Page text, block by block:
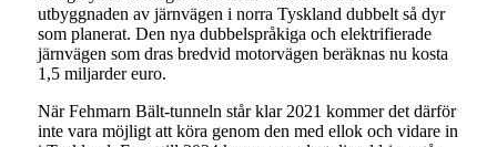
utbyggnaden av järnvägen i norra Tyskland dubbelt så dyr
som planerat. Den nya dubbelspråkiga och elektrifierade
järnvägen som dras bredvid motorvägen beräknas nu kosta
1,5 miljarder euro.
När Fehmarn Bält-tunneln står klar 2021 kommer det därför
inte vara möjligt att köra genom den med ellok och vidare in